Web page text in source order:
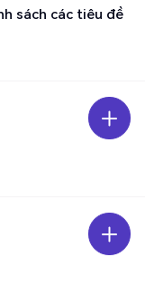
sách các tiêu đề